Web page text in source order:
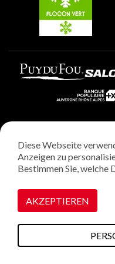
Rechtliche Hinweise
Datenschutzrichtlinie
Verwaltung von Cookies
Diese Webseite
Anzeigen zu
Bestimmen Sie, welche
AKZEPTIEREN